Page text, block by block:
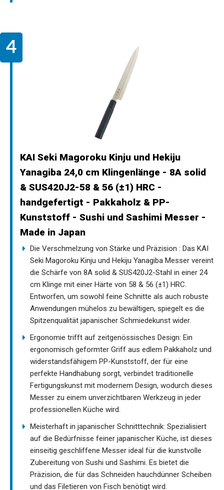
KAI Seki Magoroku Kinju und Hekiju
Yanagiba 24,0 cm Klingenlänge - 8A solid
& SUS420J2-58 & 56 (±1) HRC -
handgefertigt - Pakkaholz & PP-
Kunststoff - Sushi und Sashimi Messer -
Made in Japan
Die Verschmelzung von Stärke und Präzision : Das KAI
Seki Magoroku Kinju und Hekiju Yanagiba Messer vereint
die Schärfe von 8A solid & SUS420J2-Stahl in einer 24
cm Klinge mit einer Härte von 58 & 56 (±1) HRC.
Entworfen, um sowohl feine Schnitte als auch robuste
Anwendungen mühelos zu bewältigen, spiegelt es die
Spitzenqualität japanischer Schmiedekunst wider.
Ergonomie trifft auf zeitgenössisches Design: Ein
ergonomisch geformter Griff aus edlem Pakkaholz und
widerstandsfähigem PP-Kunststoff, der für eine
perfekte Handhabung sorgt, verbindet traditionelle
Fertigungskunst mit modernem Design, wodurch dieses
Messer zu einem unverzichtbaren Werkzeug in jeder
professionellen Küche wird.
Meisterhaft in japanischer Schnitttechnik: Spezialisiert
auf die Bedürfnisse feiner japanischer Küche, ist dieses
einseitig geschliffene Messer ideal für die kunstvolle
Zubereitung von Sushi und Sashimi. Es bietet die
Präzision, die für das Schneiden hauchdünner Scheiben
und das Filetieren von Fisch benötigt wird.